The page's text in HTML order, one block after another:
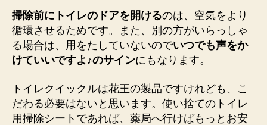
に
♪
へ
の
掃除前にトイレのドアを開けるのは、空気をより
循環させるためです。また、別の方がいらっしゃ
る場合は、用をたしていないのでいつでも声をか
けていいですよ♪のサインにもなります。
トイレクイックルは花王の製品ですけれども、こ
だわる必要はないと思います。使い捨てのトイレ
用掃除シートであれば、薬局へ行けばもっとお安